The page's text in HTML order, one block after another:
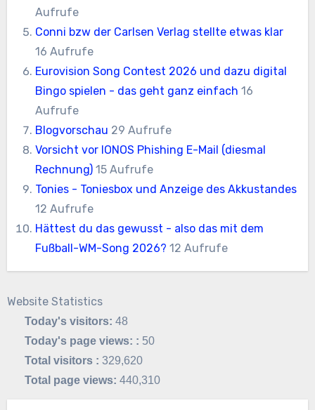
Aufrufe
Conni bzw der Carlsen Verlag stellte etwas klar
16 Aufrufe
Eurovision Song Contest 2026 und dazu digital
Bingo spielen - das geht ganz einfach 16
Aufrufe
Blogvorschau 29 Aufrufe
Vorsicht vor IONOS Phishing E-Mail (diesmal
Rechnung) 15 Aufrufe
Tonies - Toniesbox und Anzeige des Akkustandes
12 Aufrufe
Hättest du das gewusst - also das mit dem
Fußball-WM-Song 2026? 12 Aufrufe
Website Statistics
Today's visitors:48
Today's page views: : 50
Total visitors :329,620
Total page views:440,310